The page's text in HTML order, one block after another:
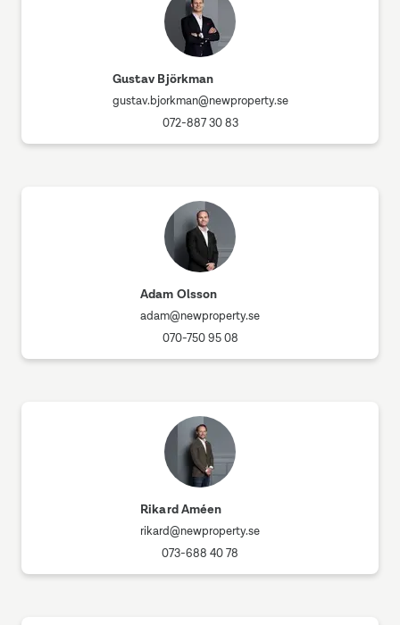
Gustav Björkman
gustav.bjorkman@newproperty.se
072-887 30 83
Adam Olsson
adam@newproperty.se
070-750 95 08
Rikard Améen
rikard@newproperty.se
073-688 40 78